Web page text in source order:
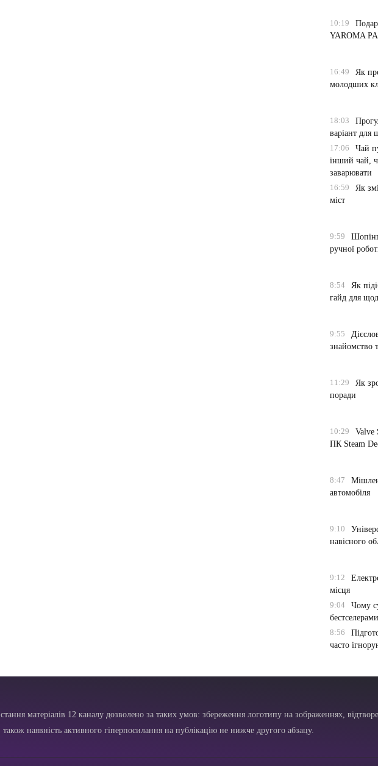
10:19
YAROMA
16:49
Як
молодших
18:03
варіант для
17:06
Чай
інший чай,
заварювати
16:59
Як
міст
9:59
ручної
8:54
Як
гайд для
9:55
знайомство
11:29
Як
поради
10:29
Valve
ПК Steam
8:47
автомобіля
9:10
навісного
9:12
місця
9:04
Чому
8:56
часто
матеріалів 12 каналу дозволено за таких умов: збереження логотипу на зображеннях,
також наявність активного гіперпосилання на публікацію не нижче другого абзацу.